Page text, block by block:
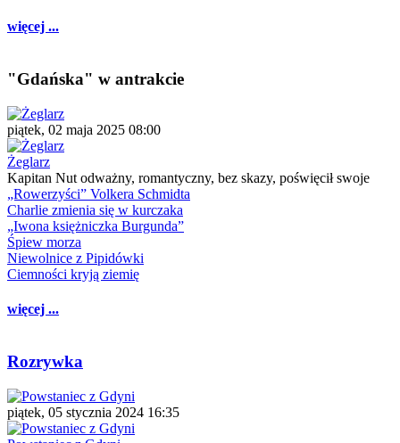
więcej ...
"Gdańska" w antrakcie
piątek, 02 maja 2025 08:00
Żeglarz
Kapitan Nut odważny, romantyczny, bez skazy, poświęcił swoje
„Rowerzyści” Volkera Schmidta
Charlie zmienia się w kurczaka
„Iwona księżniczka Burgunda”
Śpiew morza
Niewolnice z Pipidówki
Ciemności kryją ziemię
więcej ...
Rozrywka
piątek, 05 stycznia 2024 16:35